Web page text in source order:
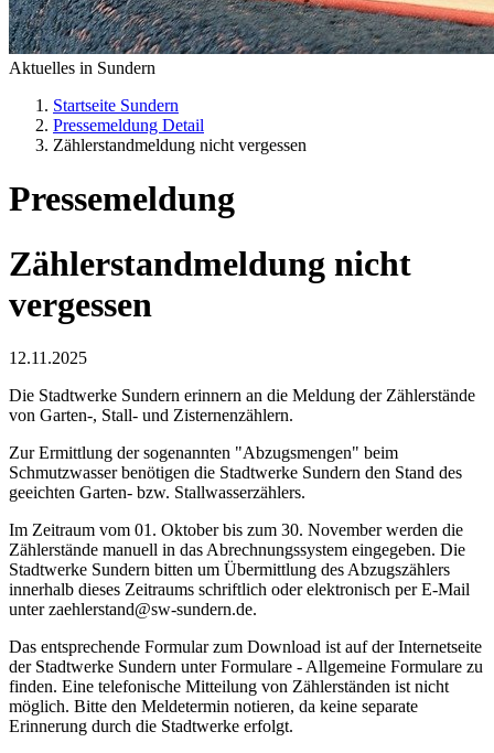
Aktuelles in Sundern
Startseite Sundern
Pressemeldung Detail
Zählerstandmeldung nicht vergessen
Pressemeldung
Zählerstandmeldung nicht
vergessen
12.11.2025
Die Stadtwerke Sundern erinnern an die Meldung der Zählerstände
von Garten-, Stall- und Zisternenzählern.
Zur Ermittlung der sogenannten "Abzugsmengen" beim
Schmutzwasser benötigen die Stadtwerke Sundern den Stand des
geeichten Garten- bzw. Stallwasserzählers.
Im Zeitraum vom 01. Oktober bis zum 30. November werden die
Zählerstände manuell in das Abrechnungssystem eingegeben. Die
Stadtwerke Sundern bitten um Übermittlung des Abzugszählers
innerhalb dieses Zeitraums schriftlich oder elektronisch per E-Mail
unter zaehlerstand@sw-sundern.de.
Das entsprechende Formular zum Download ist auf der Internetseite
der Stadtwerke Sundern unter Formulare - Allgemeine Formulare zu
finden. Eine telefonische Mitteilung von Zählerständen ist nicht
möglich. Bitte den Meldetermin notieren, da keine separate
Erinnerung durch die Stadtwerke erfolgt.